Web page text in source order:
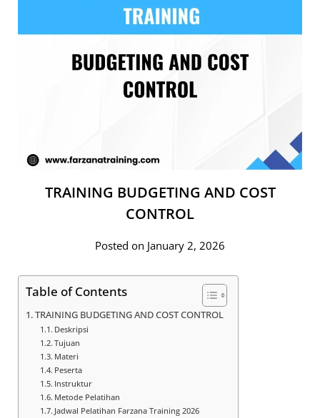
TRAINING BUDGETING AND COST
CONTROL
Posted on January 2, 2026
Table of Contents
TRAINING BUDGETING AND COST CONTROL
Deskripsi
Tujuan
Materi
Peserta
Instruktur
Metode Pelatihan
Jadwal Pelatihan Farzana Training 2026